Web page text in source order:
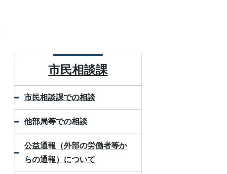
市民相談課
市民相談課での相談
他部局等での相談
公益通報（外部の労働者等か
らの通報）について